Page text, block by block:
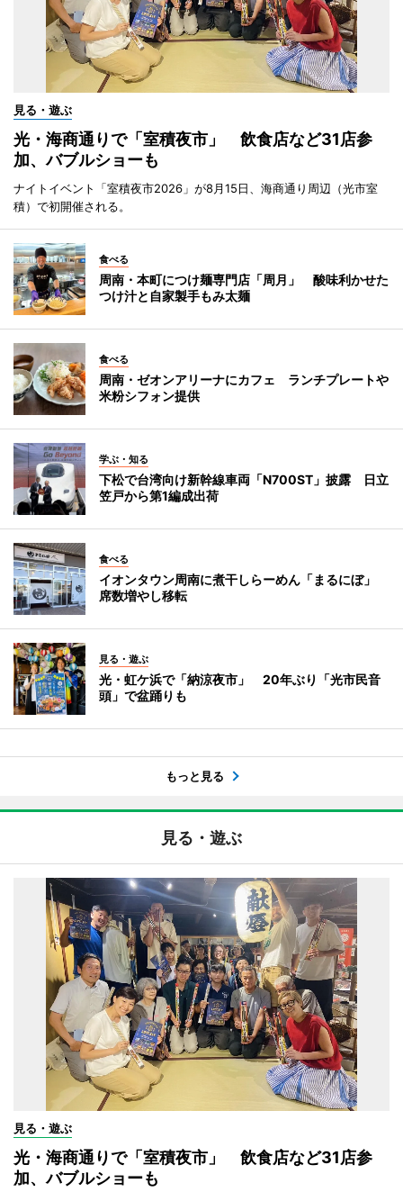
見る・遊ぶ
光・海商通りで「室積夜市」 飲食店など31店参
加、バブルショーも
ナイトイベント「室積夜市2026」が8月15日、海商通り周辺（光市室
積）で初開催される。
食べる
周南・本町につけ麺専門店「周月」 酸味利かせた
つけ汁と自家製手もみ太麺
食べる
周南・ゼオンアリーナにカフェ ランチプレートや
米粉シフォン提供
学ぶ・知る
下松で台湾向け新幹線車両「N700ST」披露 日立
笠戸から第1編成出荷
食べる
イオンタウン周南に煮干しらーめん「まるにぼ」
席数増やし移転
見る・遊ぶ
光・虹ケ浜で「納涼夜市」 20年ぶり「光市民音
頭」で盆踊りも
もっと見る
見る・遊ぶ
見る・遊ぶ
光・海商通りで「室積夜市」 飲食店など31店参
加、バブルショーも